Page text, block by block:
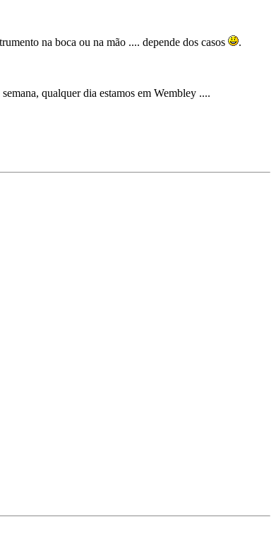
na boca ou na mão .... depende dos casos .
qualquer dia estamos em Wembley ....